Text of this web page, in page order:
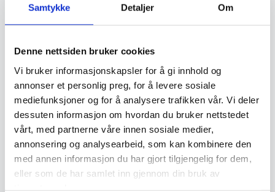
Samtykke Detaljer Om
Denne nettsiden bruker cookies
Vi bruker informasjonskapsler for å gi innhold og
annonser et personlig preg, for å levere sosiale
mediefunksjoner og for å analysere trafikken vår. Vi deler
dessuten informasjon om hvordan du bruker nettstedet
vårt, med partnerne våre innen sosiale medier,
annonsering og analysearbeid, som kan kombinere den
med annen informasjon du har gjort tilgjengelig for dem,
eller som de har samlet inn gjennom din bruk av
Ekte håndknyttede orientalske tepper er ettertraktede
samlerobjekter og kan være en god investering. Jo høyere
kvalitet og finere knytting et teppe har, desto mer
verdifullt blir det over tid. Opprinnelse, materialvalg og
knutetetthet spiller en stor rolle i vurderingen av et teppes
verdi, og godt vedlikeholdte håndknyttede tepper kan gå i
arv i generasjoner.
Vedlikehold og levetid